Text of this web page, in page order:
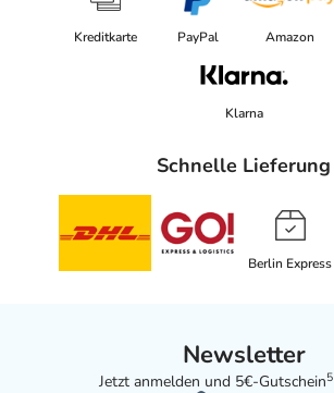
Kreditkarte PayPal Amazon
Klarna
Schnelle Lieferung
Berlin Express
Newsletter
Jetzt anmelden und 5€-Gutschein5